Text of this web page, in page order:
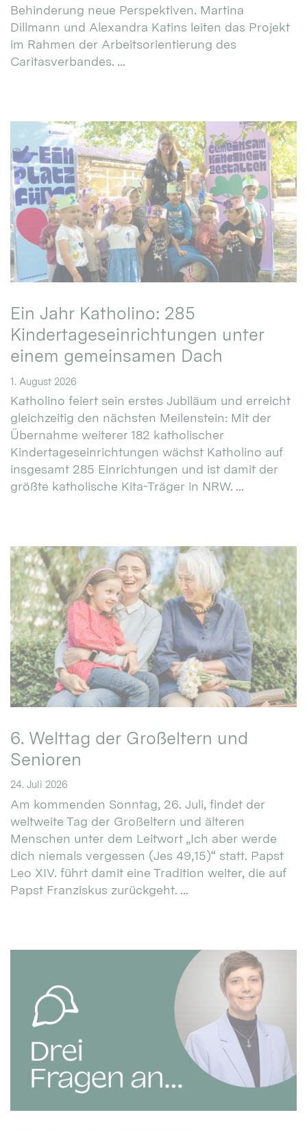
Behinderung neue Perspektiven. Martina
Dillmann und Alexandra Katins leiten das Projekt
im Rahmen der Arbeitsorientierung des
Caritasverbandes. ...
Ein Jahr Katholino: 285
Kindertageseinrichtungen unter
einem gemeinsamen Dach
1. August 2026
Katholino feiert sein erstes Jubiläum und erreicht
gleichzeitig den nächsten Meilenstein: Mit der
Übernahme weiterer 182 katholischer
Kindertageseinrichtungen wächst Katholino auf
insgesamt 285 Einrichtungen und ist damit der
größte katholische Kita-Träger in NRW. ...
6. Welttag der Großeltern und
Senioren
24. Juli 2026
Am kommenden Sonntag, 26. Juli, findet der
weltweite Tag der Großeltern und älteren
Menschen unter dem Leitwort „Ich aber werde
dich niemals vergessen (Jes 49,15)“ statt. Papst
Leo XIV. führt damit eine Tradition weiter, die auf
Papst Franziskus zurückgeht. ...